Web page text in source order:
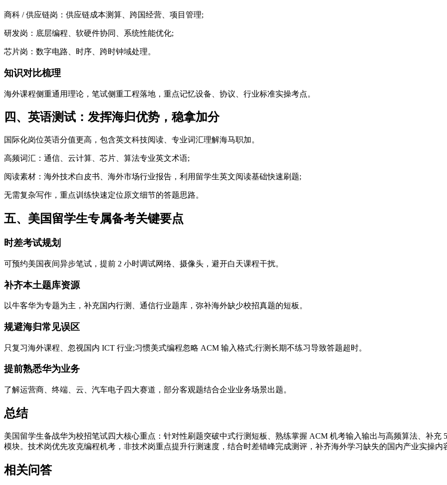
商科 / 供应链岗：供应链成本测算、跨国经营、项目管理;
研发岗：底层编程、软硬件协同、系统性能优化;
芯片岗：数字电路、时序、跨时钟域处理。
知识对比梳理
海外课程侧重通用理论，笔试侧重工程落地，重点记忆设备、协议、行业标准实操考点。
四、英语测试：发挥海归优势，稳拿加分
国际化岗位英语分值更高，包含英文科技阅读、专业词汇理解海马职加。
高频词汇：通信、云计算、芯片、算法专业英文术语;
阅读素材：海外技术白皮书、海外市场行业报告，利用留学生英文阅读基础快速刷题;
无需复杂写作，重点训练快速定位原文细节的答题思路。
五、美国留学生专属备考关键要点
时差考试规划
可预约美国夜间异步笔试，提前 2 小时调试网络、摄像头，避开白天课程干扰。
补齐本土题库资源
以牛客华为专题为主，补充国内行测、通信行业题库，弥补海外缺少校招真题的短板。
规避海归常见误区
只复习海外课程、忽视国内 ICT 行业;习惯美式编程忽略 ACM 输入格式;行测长期不练习导致答题超时。
提前熟悉华为业务
了解运营商、终端、云、汽车电子四大赛道，部分客观题结合企业业务场景出题。
总结
美国留学生备战华为校招笔试四大核心重点：针对性刷题突破中式行测短板、熟练掌握 ACM 机考输入输出与高频算法、补
模块。技术岗优先攻克编程机考，非技术岗重点提升行测速度，结合时差错峰完成测评，补齐海外学习缺失的国内产业实操
相关问答